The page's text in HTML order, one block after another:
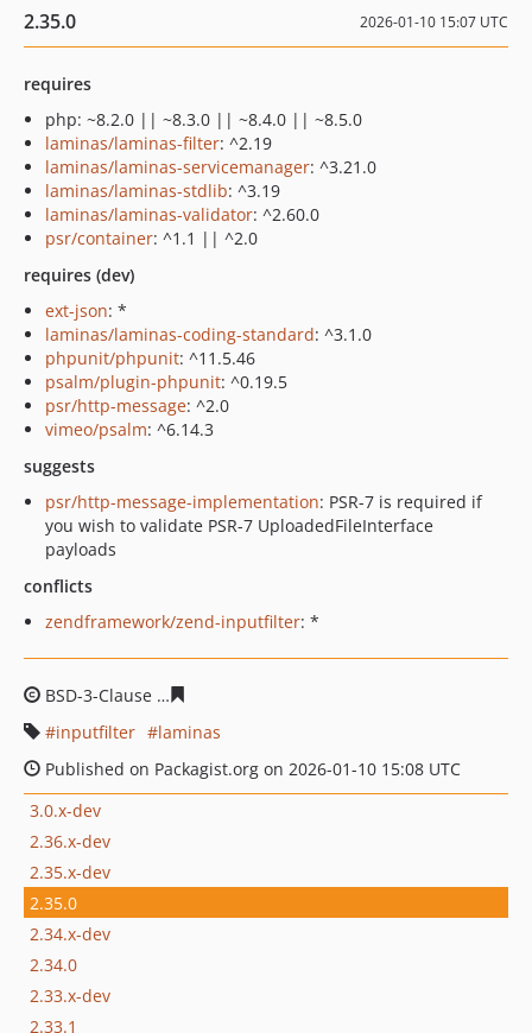
2.35.0 2026-01-10 15:07 UTC
requires
php: ~8.2.0 || ~8.3.0 || ~8.4.0 || ~8.5.0
laminas/laminas-filter: ^2.19
laminas/laminas-servicemanager: ^3.21.0
laminas/laminas-stdlib: ^3.19
laminas/laminas-validator: ^2.60.0
psr/container: ^1.1 || ^2.0
requires (dev)
ext-json: *
laminas/laminas-coding-standard: ^3.1.0
phpunit/phpunit: ^11.5.46
psalm/plugin-phpunit: ^0.19.5
psr/http-message: ^2.0
vimeo/psalm: ^6.14.3
suggests
psr/http-message-implementation: PSR-7 is required if
you wish to validate PSR-7 UploadedFileInterface
payloads
conflicts
zendframework/zend-inputfilter: *
BSD-3-Clause
inputfilter
laminas
Published on Packagist.org on 2026-01-10 15:08 UTC
3.0.x-dev
2.36.x-dev
2.35.x-dev
2.35.0
2.34.x-dev
2.34.0
2.33.x-dev
2.33.1